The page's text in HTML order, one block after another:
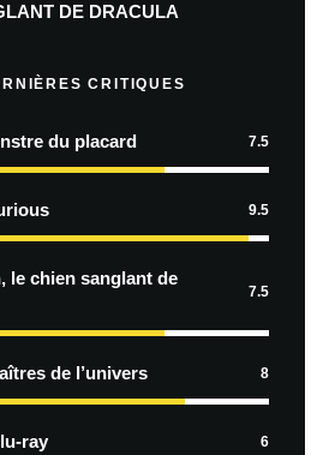
DE DRACULA
CRITIQUES
du placard 7.5
9.5
le chien sanglant de
7.5
de l’univers 8
ray 6